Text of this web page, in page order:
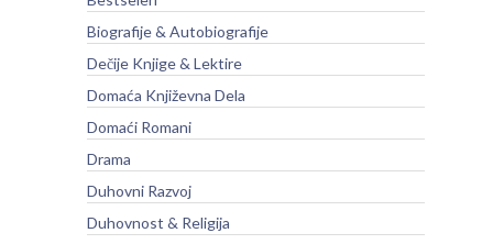
Biografije & Autobiografije
Dečije Knjige & Lektire
Domaća Književna Dela
Domaći Romani
Drama
Duhovni Razvoj
Duhovnost & Religija